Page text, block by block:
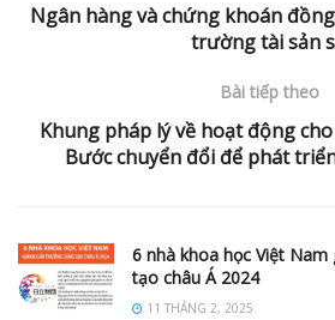
Ngân hàng và chứng khoán đồng
trường tài sản
Bài tiếp theo
Khung pháp lý về hoạt động
Bước chuyển đổi để phát
6 nhà khoa học Việt Nam
tạo châu Á 2024
11 THÁNG 2, 2025